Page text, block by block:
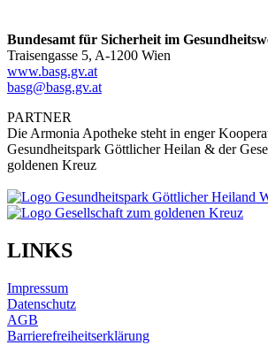
Bundesamt für Sicherheit im
Traisengasse 5, A-1200 Wien
www.basg.gv.at
basg@basg.gv.at
PARTNER
Die Armonia Apotheke steht in enger
Gesundheitspark Göttlicher Heilan & der
goldenen Kreuz
LINKS
Impressum
Datenschutz
AGB
Barrierefreiheitserklärung